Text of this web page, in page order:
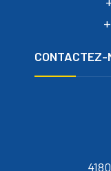
CONTACTEZ-